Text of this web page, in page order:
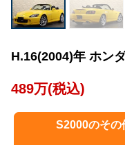
H.16(2004)年 ホン
489万(税込)
S2000のその